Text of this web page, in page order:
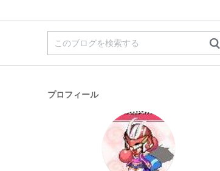
プロフィール